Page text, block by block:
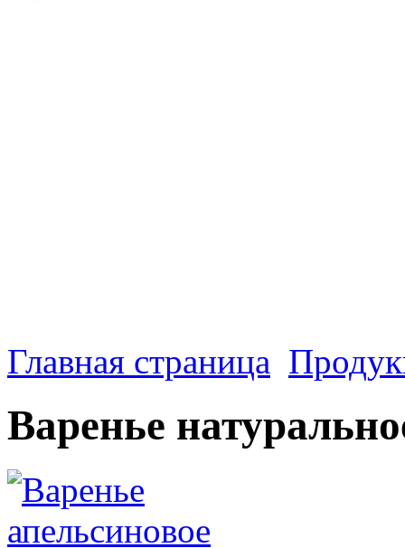
Главная страница
Варенье